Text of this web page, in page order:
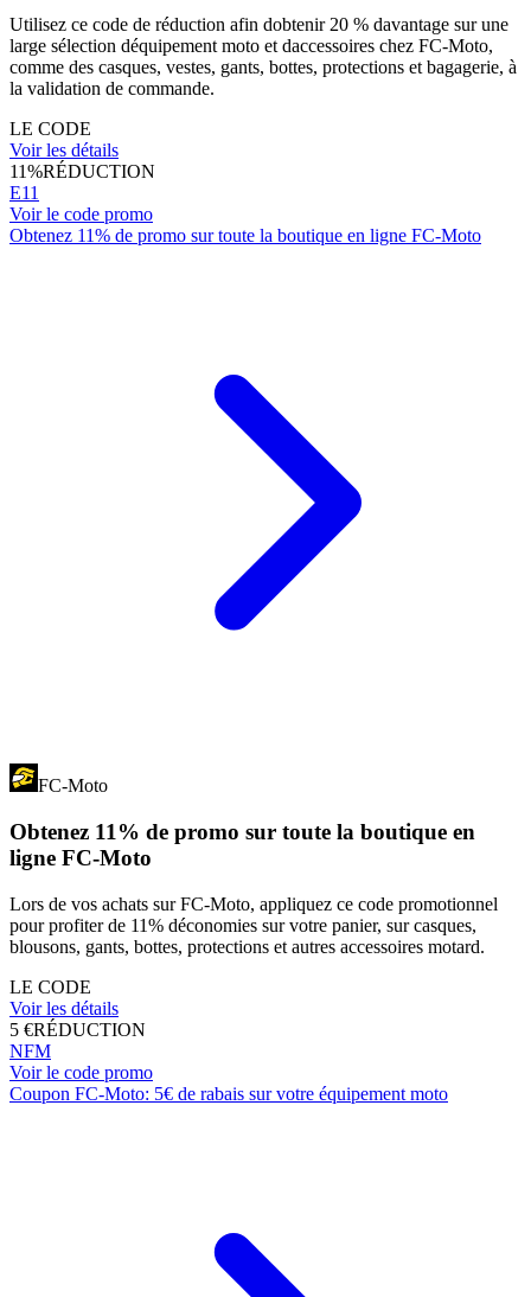
Utilisez ce code de réduction afin dobtenir 20 % davantage sur une
large sélection déquipement moto et daccessoires chez FC-Moto,
comme des casques, vestes, gants, bottes, protections et bagagerie, à
la validation de commande.
LE CODE
Voir les détails
11%RÉDUCTION
E11
Voir le code promo
Obtenez 11% de promo sur toute la boutique en ligne FC-Moto
FC-Moto
Obtenez 11% de promo sur toute la boutique en
ligne FC-Moto
Lors de vos achats sur FC-Moto, appliquez ce code promotionnel
pour profiter de 11% déconomies sur votre panier, sur casques,
blousons, gants, bottes, protections et autres accessoires motard.
LE CODE
Voir les détails
5 €RÉDUCTION
NFM
Voir le code promo
Coupon FC-Moto: 5€ de rabais sur votre équipement moto